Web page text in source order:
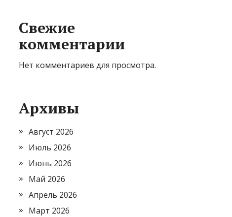
Свежие
комментарии
Нет комментариев для просмотра.
Архивы
Август 2026
Июль 2026
Июнь 2026
Май 2026
Апрель 2026
Март 2026